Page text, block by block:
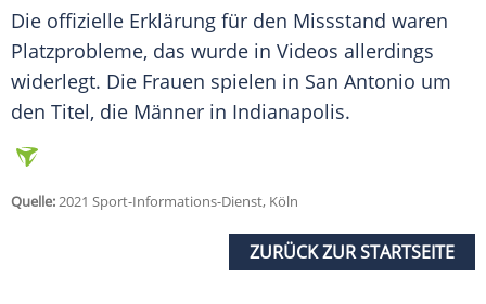
Die offizielle Erklärung für den Missstand waren
Platzprobleme, das wurde in Videos allerdings
widerlegt. Die Frauen spielen in San Antonio um
den Titel, die Männer in Indianapolis.
Quelle:2021 Sport-Informations-Dienst, Köln
ZURÜCK ZUR STARTSEITE